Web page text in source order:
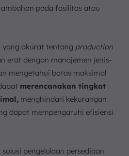
pada fasilitas atau
yang akurat tentang production
erat dengan manajemen jenis-
mengetahui batas maksimal
merencanakan tingkat
menghindari kekurangan
dapat mempengaruhi efisiensi
pengelolaan persediaan